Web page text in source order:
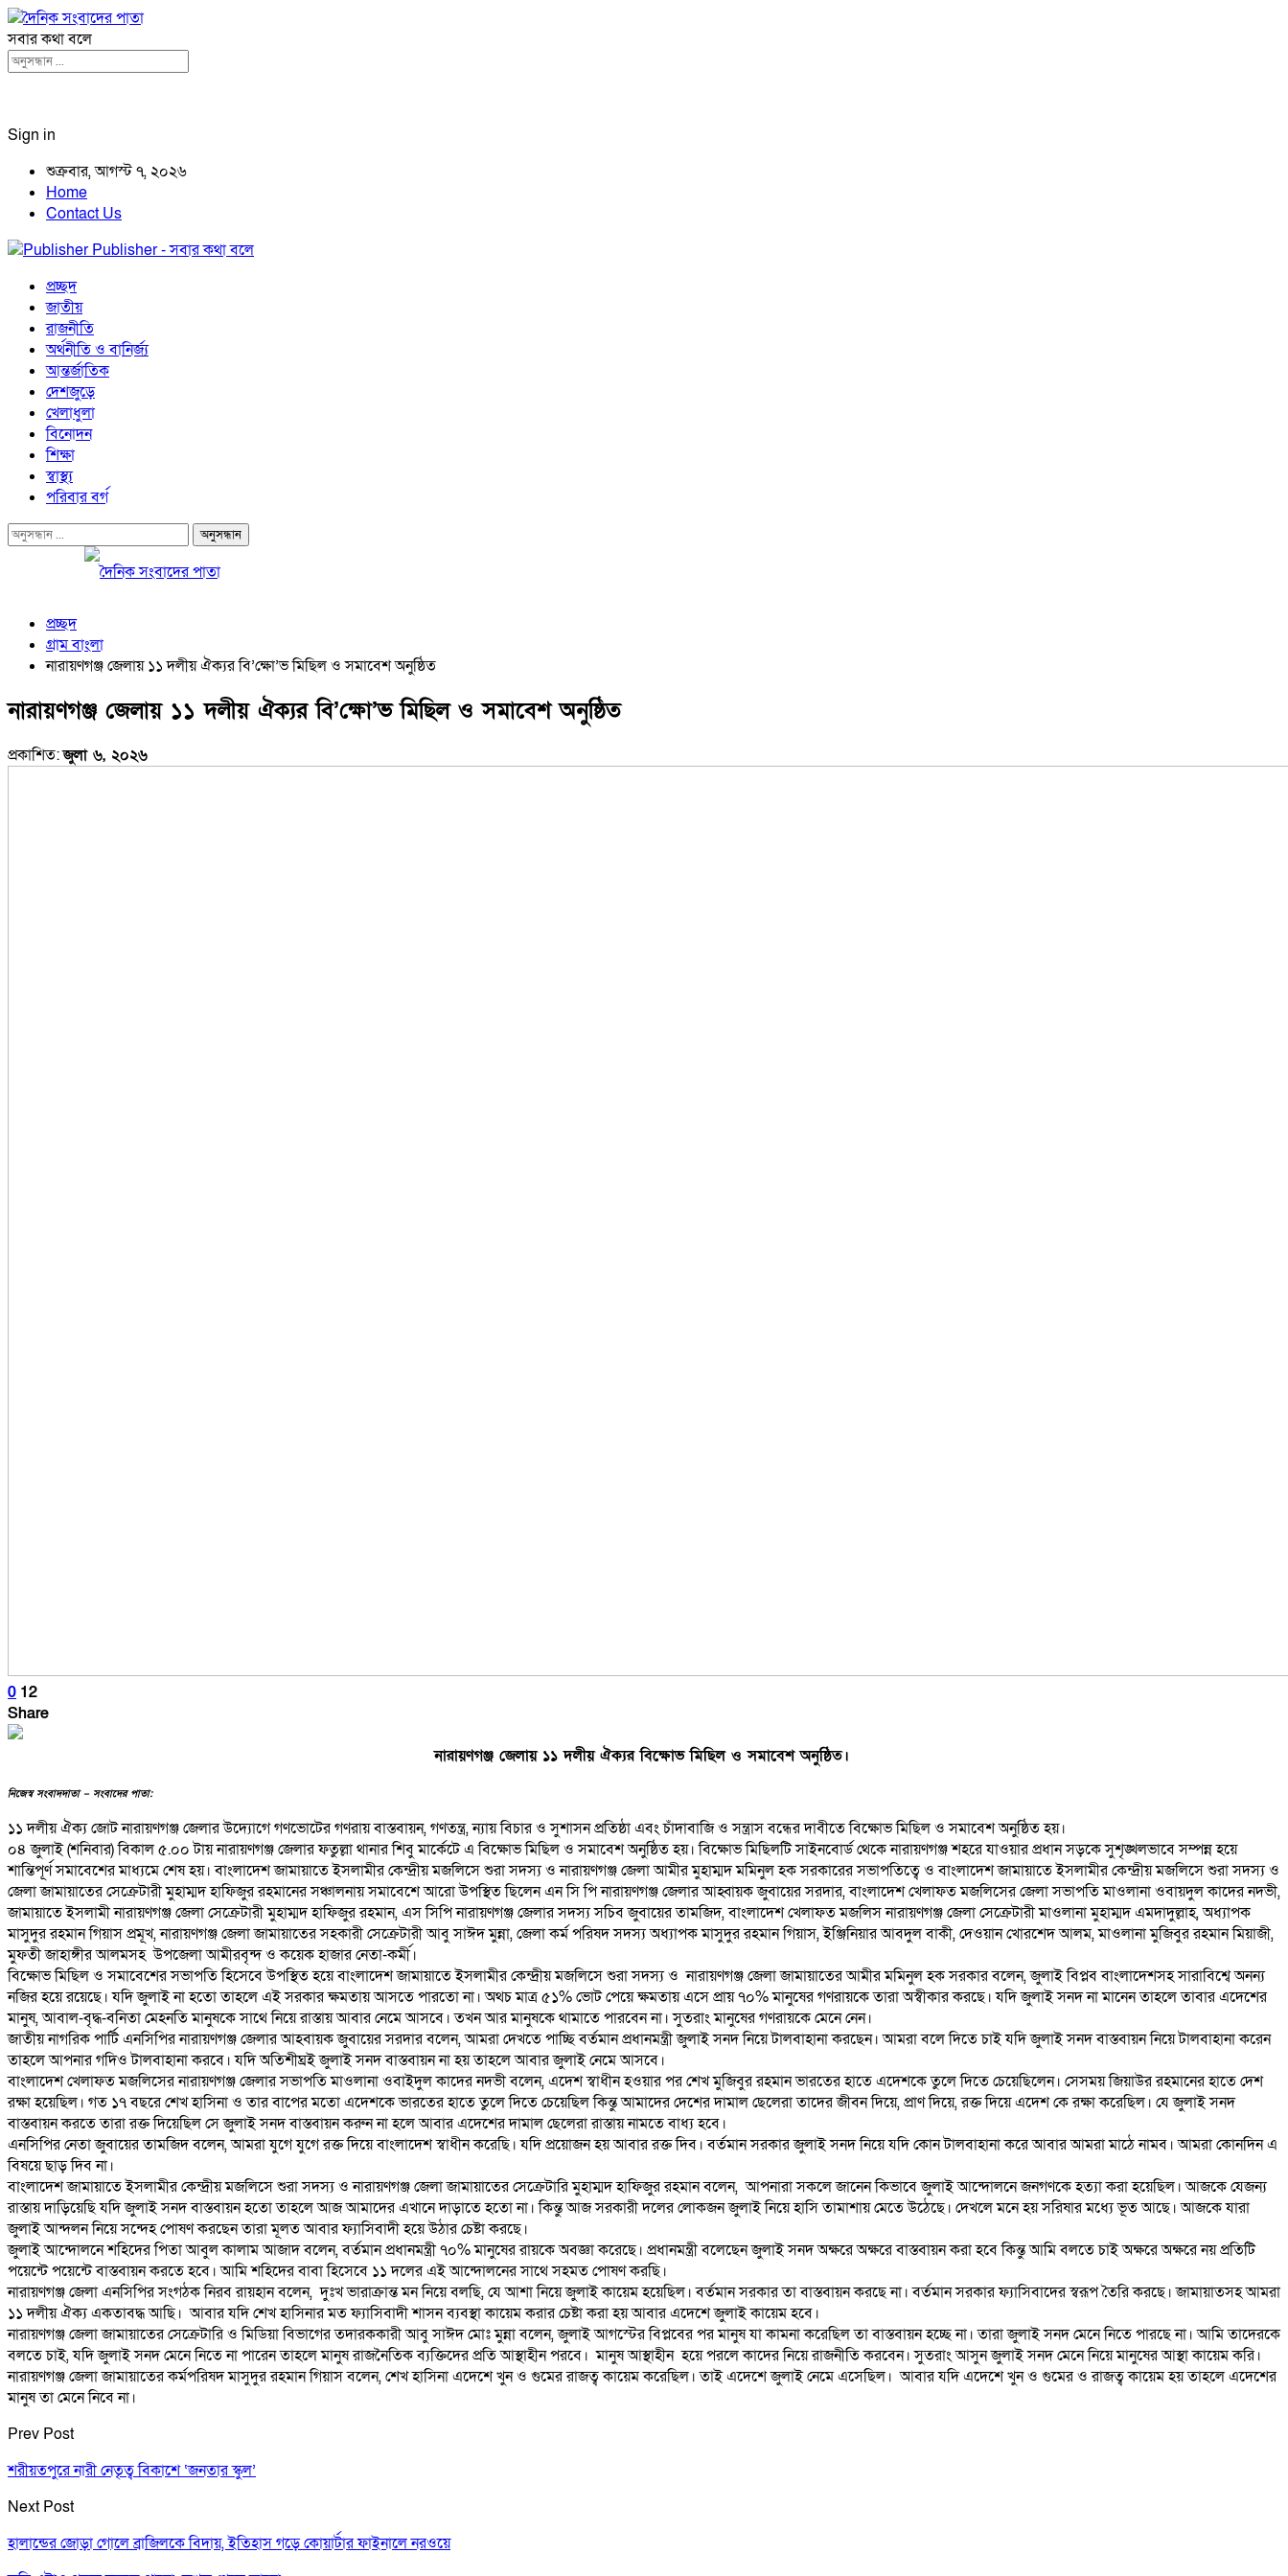
সবার কথা বলে
Sign in
শুক্রবার, আগস্ট ৭, ২০২৬
Home
Contact Us
Publisher - সবার কথা বলে
প্রচ্ছদ
জাতীয়
রাজনীতি
অর্থনীতি ও বানির্জ্য
আন্তর্জাতিক
দেশজুড়ে
খেলাধুলা
বিনোদন
শিক্ষা
স্বাস্থ্য
পরিবার বর্গ
প্রচ্ছদ
গ্রাম বাংলা
নারায়ণগঞ্জ জেলায় ১১ দলীয় ঐক্যর বি’ক্ষো’ভ মিছিল ও সমাবেশ অনুষ্ঠিত
নারায়ণগঞ্জ জেলায় ১১ দলীয় ঐক্যর বি’ক্ষো’ভ মিছিল ও সমাবেশ অনুষ্ঠিত
প্রকাশিত:জুলা ৬, ২০২৬
0 12
Share
নারায়ণগঞ্জ জেলায় ১১ দলীয় ঐক্যর বিক্ষোভ মিছিল ও সমাবেশ অনুষ্ঠিত।
নিজেস্ব সংবাদদাতা – সংবাদের পাতা:
১১ দলীয় ঐক্য জোট নারায়ণগঞ্জ জেলার উদ্যোগে গণভোটের গণরায় বাস্তবায়ন, গণতন্ত্র, ন্যায় বিচার ও সুশাসন প্রতিষ্ঠা এবং চাঁদাবাজি ও সন্ত্রাস বন্ধের দাবীতে বিক্ষোভ মিছিল ও সমাবেশ অনুষ্ঠিত হয়।
০৪ জুলাই (শনিবার) বিকাল ৫.০০ টায় নারায়ণগঞ্জ জেলার ফতুল্লা থানার শিবু মার্কেটে এ বিক্ষোভ মিছিল ও সমাবেশ অনুষ্ঠিত হয়। বিক্ষোভ মিছিলটি সাইনবোর্ড থেকে নারায়ণগঞ্জ শহরে যাওয়ার প্রধান সড়কে সুশৃঙ্খলভাবে সম্পন্ন হয়ে
শান্তিপূর্ণ সমাবেশের মাধ্যমে শেষ হয়। বাংলাদেশ জামায়াতে ইসলামীর কেন্দ্রীয় মজলিসে শুরা সদস্য ও নারায়ণগঞ্জ জেলা আমীর মুহাম্মদ মমিনুল হক সরকারের সভাপতিত্বে ও বাংলাদেশ জামায়াতে ইসলামীর কেন্দ্রীয় মজলিসে শুরা সদস্য ও
জেলা জামায়াতের সেক্রেটারী মুহাম্মদ হাফিজুর রহমানের সঞ্চালনায় সমাবেশে আরো উপস্থিত ছিলেন এন সি পি নারায়ণগঞ্জ জেলার আহ্বায়ক জুবায়ের সরদার, বাংলাদেশ খেলাফত মজলিসের জেলা সভাপতি মাওলানা ওবায়দুল কাদের নদভী,
জামায়াতে ইসলামী নারায়ণগঞ্জ জেলা সেক্রেটারী মুহাম্মদ হাফিজুর রহমান, এস সিপি নারায়ণগঞ্জ জেলার সদস্য সচিব জুবায়ের তামজিদ, বাংলাদেশ খেলাফত মজলিস নারায়ণগঞ্জ জেলা সেক্রেটারী মাওলানা মুহাম্মদ এমদাদুল্লাহ, অধ্যাপক
মাসুদুর রহমান গিয়াস প্রমূখ, নারায়ণগঞ্জ জেলা জামায়াতের সহকারী সেক্রেটারী আবু সাঈদ মুন্না, জেলা কর্ম পরিষদ সদস্য অধ্যাপক মাসুদুর রহমান গিয়াস, ইঞ্জিনিয়ার আবদুল বাকী, দেওয়ান খোরশেদ আলম, মাওলানা মুজিবুর রহমান মিয়াজী,
মুফতী জাহাঙ্গীর আলমসহ উপজেলা আমীরবৃন্দ ও কয়েক হাজার নেতা-কর্মী।
বিক্ষোভ মিছিল ও সমাবেশের সভাপতি হিসেবে উপস্থিত হয়ে বাংলাদেশ জামায়াতে ইসলামীর কেন্দ্রীয় মজলিসে শুরা সদস্য ও নারায়ণগঞ্জ জেলা জামায়াতের আমীর মমিনুল হক সরকার বলেন, জুলাই বিপ্লব বাংলাদেশসহ সারাবিশ্বে অনন্য
নজির হয়ে রয়েছে। যদি জুলাই না হতো তাহলে এই সরকার ক্ষমতায় আসতে পারতো না। অথচ মাত্র ৫১% ভোট পেয়ে ক্ষমতায় এসে প্রায় ৭০% মানুষের গণরায়কে তারা অস্বীকার করছে। যদি জুলাই সনদ না মানেন তাহলে তাবার এদেশের
মানুষ, আবাল-বৃদ্ধ-বনিতা মেহনতি মানুষকে সাথে নিয়ে রাস্তায় আবার নেমে আসবে। তখন আর মানুষকে থামাতে পারবেন না। সুতরাং মানুষের গণরায়কে মেনে নেন।
জাতীয় নাগরিক পার্টি এনসিপির নারায়ণগঞ্জ জেলার আহবায়ক জুবায়ের সরদার বলেন, আমরা দেখতে পাচ্ছি বর্তমান প্রধানমন্ত্রী জুলাই সনদ নিয়ে টালবাহানা করছেন। আমরা বলে দিতে চাই যদি জুলাই সনদ বাস্তবায়ন নিয়ে টালবাহানা করেন
তাহলে আপনার গদিও টালবাহানা করবে। যদি অতিশীঘ্রই জুলাই সনদ বাস্তবায়ন না হয় তাহলে আবার জুলাই নেমে আসবে।
বাংলাদেশ খেলাফত মজলিসের নারায়ণগঞ্জ জেলার সভাপতি মাওলানা ওবাইদুল কাদের নদভী বলেন, এদেশ স্বাধীন হওয়ার পর শেখ মুজিবুর রহমান ভারতের হাতে এদেশকে তুলে দিতে চেয়েছিলেন। সেসময় জিয়াউর রহমানের হাতে দেশ
রক্ষা হয়েছিল। গত ১৭ বছরে শেখ হাসিনা ও তার বাপের মতো এদেশকে ভারতের হাতে তুলে দিতে চেয়েছিল কিন্তু আমাদের দেশের দামাল ছেলেরা তাদের জীবন দিয়ে, প্রাণ দিয়ে, রক্ত দিয়ে এদেশ কে রক্ষা করেছিল। যে জুলাই সনদ
বাস্তবায়ন করতে তারা রক্ত দিয়েছিল সে জুলাই সনদ বাস্তবায়ন করুন না হলে আবার এদেশের দামাল ছেলেরা রাস্তায় নামতে বাধ্য হবে।
এনসিপির নেতা জুবায়ের তামজিদ বলেন, আমরা যুগে যুগে রক্ত দিয়ে বাংলাদেশ স্বাধীন করেছি। যদি প্রয়োজন হয় আবার রক্ত দিব। বর্তমান সরকার জুলাই সনদ নিয়ে যদি কোন টালবাহানা করে আবার আমরা মাঠে নামব। আমরা কোনদিন এ
বিষয়ে ছাড় দিব না।
বাংলাদেশ জামায়াতে ইসলামীর কেন্দ্রীয় মজলিসে শুরা সদস্য ও নারায়ণগঞ্জ জেলা জামায়াতের সেক্রেটারি মুহাম্মদ হাফিজুর রহমান বলেন, আপনারা সকলে জানেন কিভাবে জুলাই আন্দোলনে জনগণকে হত্যা করা হয়েছিল। আজকে যেজন্য
রাস্তায় দাড়িয়েছি যদি জুলাই সনদ বাস্তবায়ন হতো তাহলে আজ আমাদের এখানে দাড়াতে হতো না। কিন্তু আজ সরকারী দলের লোকজন জুলাই নিয়ে হাসি তামাশায় মেতে উঠেছে। দেখলে মনে হয় সরিষার মধ্যে ভূত আছে। আজকে যারা
জুলাই আন্দলন নিয়ে সন্দেহ পোষণ করছেন তারা মূলত আবার ফ্যাসিবাদী হয়ে উঠার চেষ্টা করছে।
জুলাই আন্দোলনে শহিদের পিতা আবুল কালাম আজাদ বলেন, বর্তমান প্রধানমন্ত্রী ৭০% মানুষের রায়কে অবজ্ঞা করেছে। প্রধানমন্ত্রী বলেছেন জুলাই সনদ অক্ষরে অক্ষরে বাস্তবায়ন করা হবে কিন্তু আমি বলতে চাই অক্ষরে অক্ষরে নয় প্রতিটি
পয়েন্টে পয়েন্টে বাস্তবায়ন করতে হবে। আমি শহিদের বাবা হিসেবে ১১ দলের এই আন্দোলনের সাথে সহমত পোষণ করছি।
নারায়ণগঞ্জ জেলা এনসিপির সংগঠক নিরব রায়হান বলেন, দুঃখ ভারাক্রান্ত মন নিয়ে বলছি, যে আশা নিয়ে জুলাই কায়েম হয়েছিল। বর্তমান সরকার তা বাস্তবায়ন করছে না। বর্তমান সরকার ফ্যাসিবাদের স্বরূপ তৈরি করছে। জামায়াতসহ আমরা
১১ দলীয় ঐক্য একতাবদ্ধ আছি। আবার যদি শেখ হাসিনার মত ফ্যাসিবাদী শাসন ব্যবস্থা কায়েম করার চেষ্টা করা হয় আবার এদেশে জুলাই কায়েম হবে।
নারায়ণগঞ্জ জেলা জামায়াতের সেক্রেটারি ও মিডিয়া বিভাগের তদারককারী আবু সাঈদ মোঃ মুন্না বলেন, জুলাই আগস্টের বিপ্লবের পর মানুষ যা কামনা করেছিল তা বাস্তবায়ন হচ্ছে না। তারা জুলাই সনদ মেনে নিতে পারছে না। আমি তাদেরকে
বলতে চাই, যদি জুলাই সনদ মেনে নিতে না পারেন তাহলে মানুষ রাজনৈতিক ব্যক্তিদের প্রতি আস্থাহীন পরবে। মানুষ আস্থাহীন হয়ে পরলে কাদের নিয়ে রাজনীতি করবেন। সুতরাং আসুন জুলাই সনদ মেনে নিয়ে মানুষের আস্থা কায়েম করি।
নারায়ণগঞ্জ জেলা জামায়াতের কর্মপরিষদ মাসুদুর রহমান গিয়াস বলেন, শেখ হাসিনা এদেশে খুন ও গুমের রাজত্ব কায়েম করেছিল। তাই এদেশে জুলাই নেমে এসেছিল। আবার যদি এদেশে খুন ও গুমের ও রাজত্ব কায়েম হয় তাহলে এদেশের
মানুষ তা মেনে নিবে না।
Prev Post
শরীয়তপুরে নারী নেতৃত্ব বিকাশে ‘জনতার স্কুল’
Next Post
হালান্ডের জোড়া গোলে ব্রাজিলকে বিদায়, ইতিহাস গড়ে কোয়ার্টার ফাইনালে নরওয়ে